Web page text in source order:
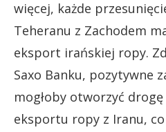
więcej, każde
Teheranu z Zachodem
eksport irańskiej ropy.
Saxo Banku, pozytywne
mogłoby otworzyć
eksportu ropy z Iranu,